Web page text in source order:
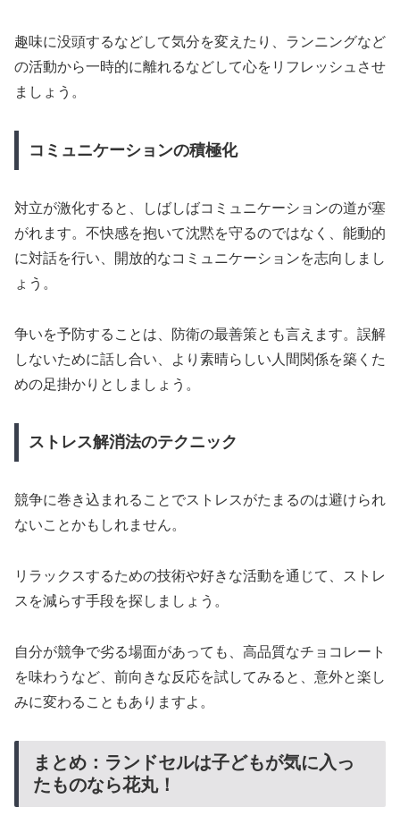
趣味に没頭するなどして気分を変えたり、ランニングなど
の活動から一時的に離れるなどして心をリフレッシュさせ
ましょう。
コミュニケーションの積極化
対立が激化すると、しばしばコミュニケーションの道が塞
がれます。不快感を抱いて沈黙を守るのではなく、能動的
に対話を行い、開放的なコミュニケーションを志向しまし
ょう。
争いを予防することは、防衛の最善策とも言えます。誤解
しないために話し合い、より素晴らしい人間関係を築くた
めの足掛かりとしましょう。
ストレス解消法のテクニック
競争に巻き込まれることでストレスがたまるのは避けられ
ないことかもしれません。
リラックスするための技術や好きな活動を通じて、ストレ
スを減らす手段を探しましょう。
自分が競争で劣る場面があっても、高品質なチョコレート
を味わうなど、前向きな反応を試してみると、意外と楽し
みに変わることもありますよ。
まとめ：ランドセルは子どもが気に入っ
たものなら花丸！